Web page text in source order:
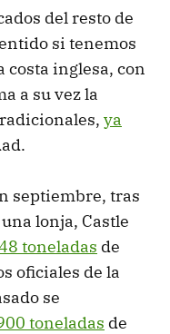
del resto de
si tenemos
costa inglesa, con
a su vez la
ya
septiembre, tras
lonja, Castle
toneladas de
oficiales de la
se
toneladas de